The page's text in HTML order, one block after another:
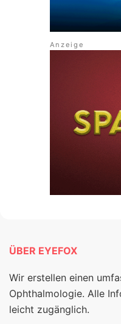
ÜBER EYEFOX
Wir erstellen einen
Ophthalmologie. Alle
leicht zugänglich.